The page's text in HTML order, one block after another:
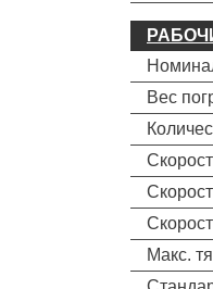
Вес
Макс.